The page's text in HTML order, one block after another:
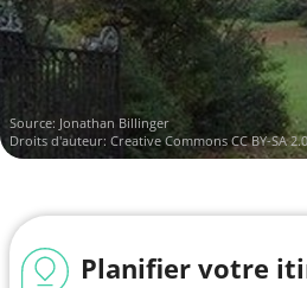
Source: Jonathan Billinger
Droits d'auteur: Creative Commons CC BY-SA 2.0
Planifier votre